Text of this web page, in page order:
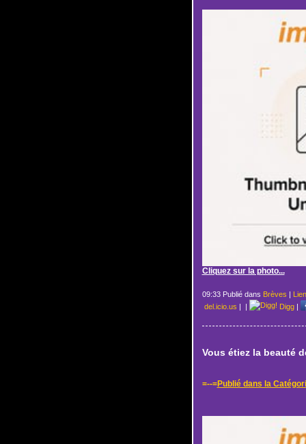
Cliquez sur la photo...
09:33 Publié dans Brèves |
del.icio.us | | Digg|
Vous étiez la beauté
=--=Publié dans la